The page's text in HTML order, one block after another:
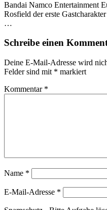
Bandai Namco Entertainment
Rosfield der erste
…
Schreibe einen
Deine E-Mail-Adresse wird
Felder sind mit * markiert
Kommentar *
Name *
E-Mail-Adresse *